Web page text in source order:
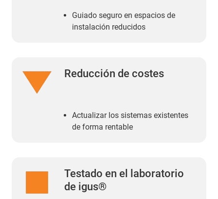
Guiado seguro en espacios de
instalación reducidos
Reducción de costes
Actualizar los sistemas existentes
de forma rentable
Testado en el laboratorio
de igus®